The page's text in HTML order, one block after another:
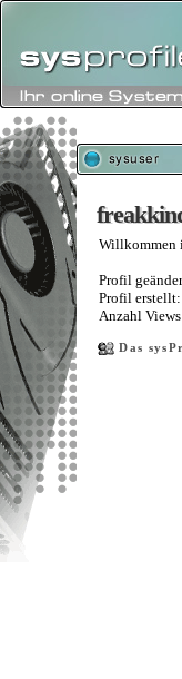
Willkommen
Profil
Profil erstellt:
Anzahl
Das